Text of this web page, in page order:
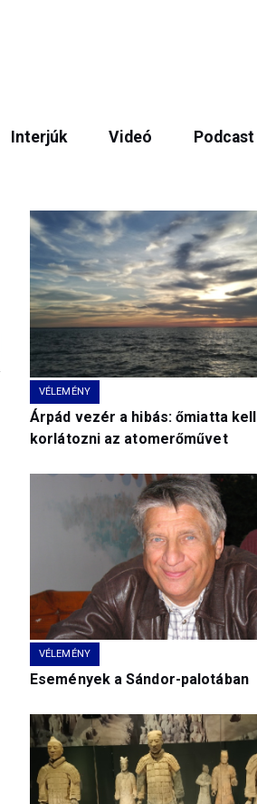
Interjúk Videó Podcast
Megosztás
VÉLEMÉNY
Árpád vezér a hibás: őmiatta kell
korlátozni az atomerőművet
VÉLEMÉNY
Események a Sándor-palotában